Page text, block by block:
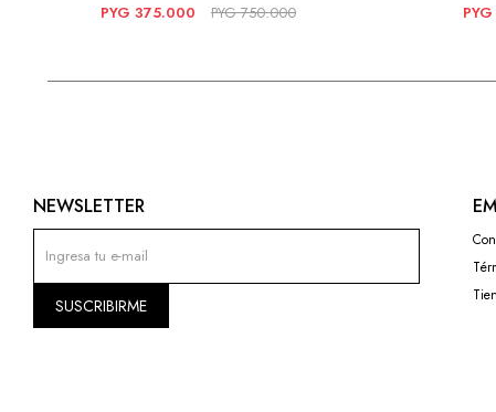
PYG 375.000 PYG 750.000 PYG
NEWSLETTER
SUSCRIBIRME